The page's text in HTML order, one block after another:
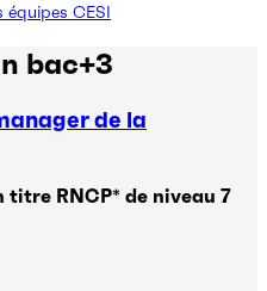
CESI
bac+3
de la
RNCP* de niveau 7